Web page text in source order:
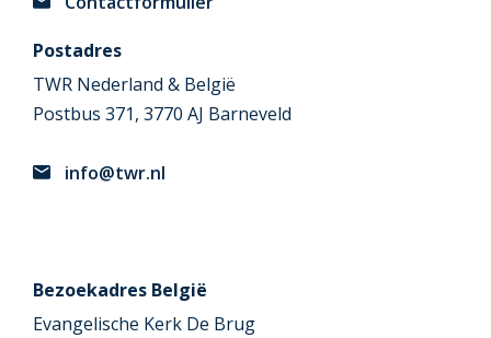
Postadres
TWR Nederland & België
Postbus 371, 3770 AJ Barneveld
info@twr.nl
Bezoekadres België
Evangelische Kerk De Brug